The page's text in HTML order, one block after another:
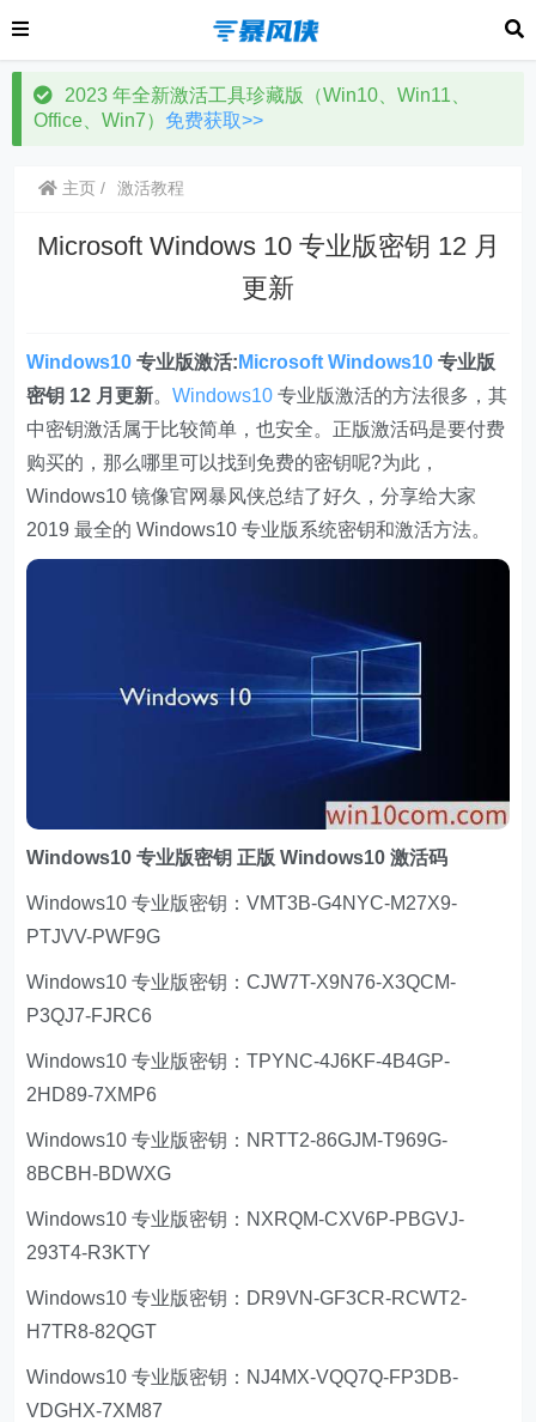
2023 年全新激活工具珍藏版（Win10、Win11、
Office、Win7） 免费获取>>
主页 激活教程
Microsoft Windows 10 专业版密钥 12 月
更新
Windows10 专业版激活: Microsoft Windows10 专业版
密钥 12 月更新。Windows10 专业版激活的方法很多，其
中密钥激活属于比较简单，也安全。正版激活码是要付费
购买的，那么哪里可以找到免费的密钥呢?为此，
Windows10 镜像官网暴风侠总结了好久，分享给大家
2019 最全的 Windows10 专业版系统密钥和激活方法。
Windows10 专业版密钥 正版 Windows10 激活码
Windows10 专业版密钥：VMT3B-G4NYC-M27X9-
PTJVV-PWF9G
Windows10 专业版密钥：CJW7T-X9N76-X3QCM-
P3QJ7-FJRC6
Windows10 专业版密钥：TPYNC-4J6KF-4B4GP-
2HD89-7XMP6
Windows10 专业版密钥：NRTT2-86GJM-T969G-
8BCBH-BDWXG
Windows10 专业版密钥：NXRQM-CXV6P-PBGVJ-
293T4-R3KTY
Windows10 专业版密钥：DR9VN-GF3CR-RCWT2-
H7TR8-82QGT
Windows10 专业版密钥：NJ4MX-VQQ7Q-FP3DB-
VDGHX-7XM87